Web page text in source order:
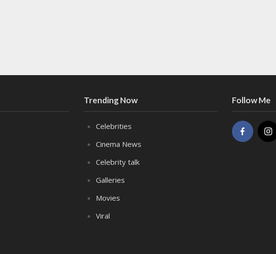
Trending Now
Celebrities
Cinema News
Celebrity talk
Galleries
Movies
Viral
Follow Me